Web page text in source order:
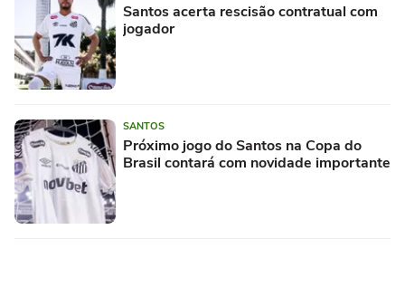
Santos acerta rescisão contratual com
jogador
SANTOS
Próximo jogo do Santos na Copa do
Brasil contará com novidade importante